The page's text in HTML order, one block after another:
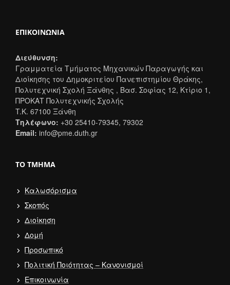
ΕΠΙΚΟΙΝΩΝΊΑ
Διεύθυνση:
Γραμματεία Τμήματος Μηχανικών Παραγωγής και
Διοίκησης του Δημοκριτείου Πανεπιστημίου Θράκης,
Πολυτεχνική Σχολή Ξάνθης , Βασ. Σοφίας 12, Κτίριο 1,
ΠΡΟΚΑΤ Πολυτεχνικής Σχολής
T.K. 67100 Ξάνθη
Τηλέφωνο: +30 25410-79345, 79302
Email: info@pme.duth.gr
ΤΟ ΤΜΉΜΑ
Καλωσόρισμα
Σκοπός
Διοίκηση
Δομή
Προσωπικό
Πολιτική Ποιότητας – Κανονισμοί
Επικοινωνία